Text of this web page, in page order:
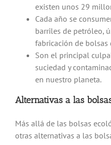
existen unos 29
Cada año se
barriles de petróleo,
fabricación de bolsas
Son el principal
suciedad y
en nuestro planeta.
Alternativas a las
Más allá de las bolsas
otras alternativas a las